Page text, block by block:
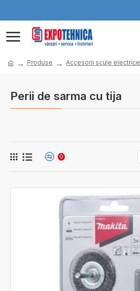
Produse Accesorii scule electrice
Perii de sarma cu tija
0